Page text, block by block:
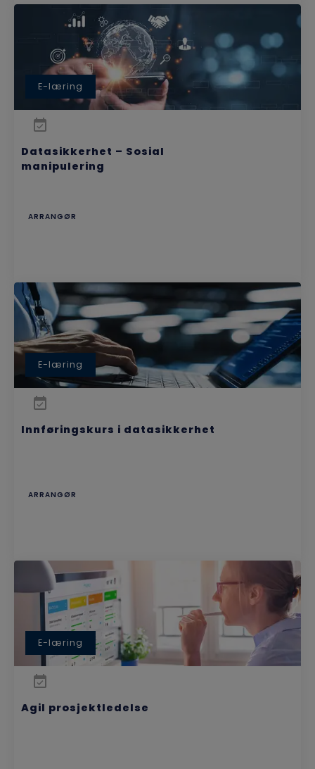
E-læring
Datasikkerhet – Sosial
manipulering
ARRANGØR
E-læring
Innføringskurs i datasikkerhet
ARRANGØR
E-læring
Agil prosjektledelse